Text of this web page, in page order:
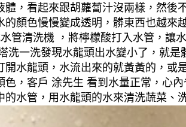
，看起來跟胡蘿蔔汁沒兩樣，然後
顏色慢慢變成透明，髒東西也越來
管清洗機 ，將檸檬酸打入水管，讓
洗一洗發現水龍頭出水變小了，就是
水龍頭，水流出來的就黃黃的，或
，客戶 涂先生 看到水量正常，心內
的水管，用水龍頭的水來清洗蔬菜